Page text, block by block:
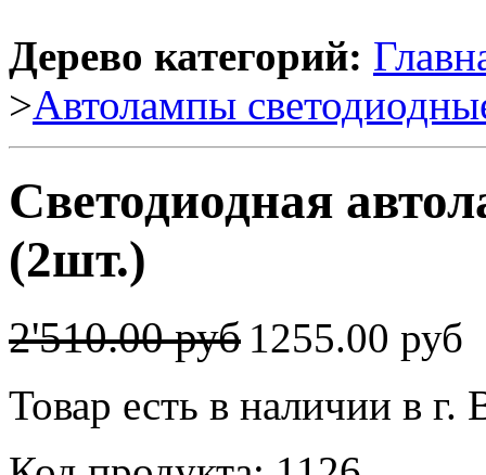
Дерево категорий:
>Автолампы
Светодиодная
(2шт.)
2'510.00 руб 1255.00 руб
Товар есть в наличии в г.